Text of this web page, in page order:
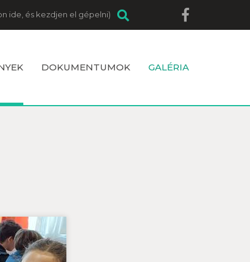
DOKUMENTUMOK GALÉRIA